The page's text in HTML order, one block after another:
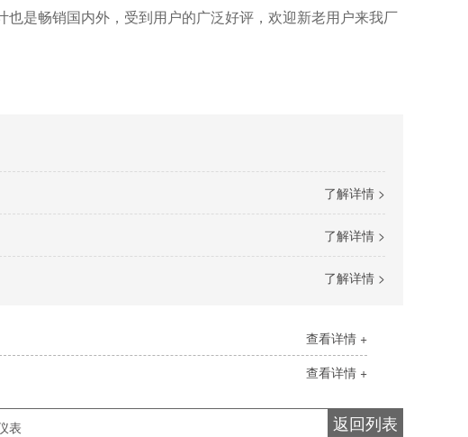
也是畅销国内外，受到用户的广泛好评，欢迎新老用户来我厂
了解详情 >
了解详情 >
了解详情 >
查看详情 +
查看详情 +
返回列表
表